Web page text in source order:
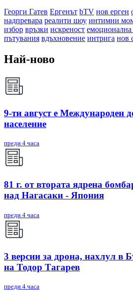
Георги Гатев Ергенът bTV нов ерген
надпревара реалити шоу интимни
избор връзки искреност емоционална
пътувания вдъхновение интрига нов
Най-ново
9-ти август е Международен
население
преди 4 часа
81 г. от втората ядрена
над Нагасаки - Япония
преди 4 часа
3 версии за дрона, нахлул в
на Тодор Тагарев
преди 4 часа